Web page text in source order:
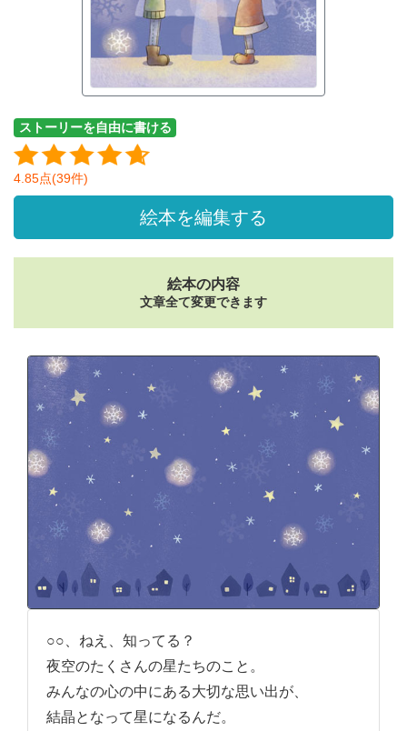
ストーリーを自由に書ける
4.85点(39件)
絵本を編集する
絵本の内容
文章全て変更できます
○○、ねえ、知ってる？
夜空のたくさんの星たちのこと。
みんなの心の中にある大切な思い出が、
結晶となって星になるんだ。